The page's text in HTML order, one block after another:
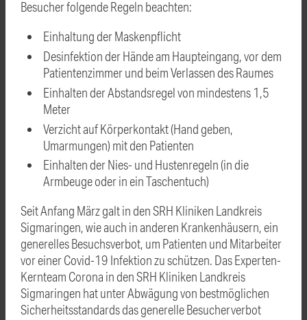
Besucher folgende Regeln beachten:
Einhaltung der Maskenpflicht
Desinfektion der Hände am Haupteingang, vor dem
Patientenzimmer und beim Verlassen des Raumes
Einhalten der Abstandsregel von mindestens 1,5
Meter
Verzicht auf Körperkontakt (Hand geben,
Umarmungen) mit den Patienten
Einhalten der Nies- und Hustenregeln (in die
Armbeuge oder in ein Taschentuch)
Seit Anfang März galt in den SRH Kliniken Landkreis
Sigmaringen, wie auch in anderen Krankenhäusern, ein
generelles Besuchsverbot, um Patienten und Mitarbeiter
vor einer Covid-19 Infektion zu schützen. Das Experten-
Kernteam Corona in den SRH Kliniken Landkreis
Sigmaringen hat unter Abwägung von bestmöglichen
Sicherheitsstandards das generelle Besucherverbot